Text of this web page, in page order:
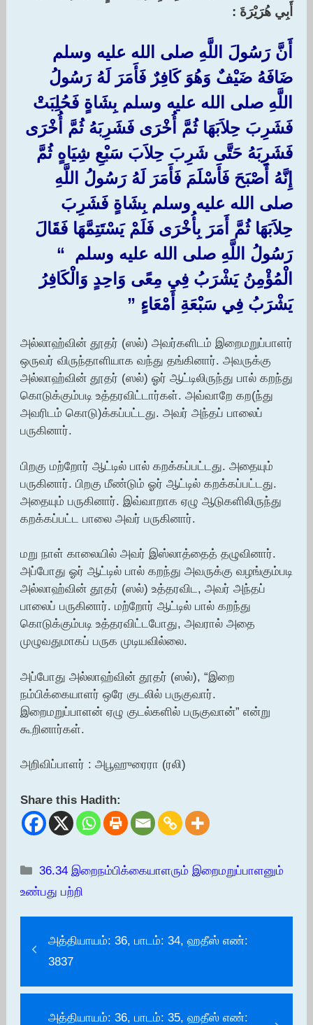
أَبِي هُرَيْرَةَ :‏
أَنَّ رَسُولَ اللَّهِ صلى الله عليه وسلم
ضَافَهُ ضَيْفٌ وَهُوَ كَافِرٌ فَأَمَرَ لَهُ رَسُولُ
اللَّهِ صلى الله عليه وسلم بِشَاةٍ فَحُلِبَتْ
فَشَرِبَ حِلاَبَهَا ثُمَّ أُخْرَى فَشَرِبَهُ ثُمَّ أُخْرَى
فَشَرِبَهُ حَتَّى شَرِبَ حِلاَبَ سَبْعِ شِيَاهٍ ثُمَّ
إِنَّهُ أَصْبَحَ فَأَسْلَمَ فَأَمَرَ لَهُ رَسُولُ اللَّهِ
صلى الله عليه وسلم بِشَاةٍ فَشَرِبَ
حِلاَبَهَا ثُمَّ أَمَرَ بِأُخْرَى فَلَمْ يَسْتَتِمَّهَا فَقَالَ
رَسُولُ اللَّهِ صلى الله عليه وسلم ‏ “‏
الْمُؤْمِنُ يَشْرَبُ فِي مِعًى وَاحِدٍ وَالْكَافِرُ
يَشْرَبُ فِي سَبْعَةِ أَمْعَاءٍ ‏”‏ ‏
அல்லாஹ்வின் தூதர் (ஸல்) அவர்களிடம் இறைமறுப்பாளர்
ஒருவர் விருந்தாளியாக வந்து தங்கினார். அவருக்கு
அல்லாஹ்வின் தூதர் (ஸல்) ஓர் ஆட்டிலிருந்து பால் கறந்து
கொடுக்கும்படி உத்தரவிட்டார்கள். அவ்வாறே கற(ந்து
அவரிடம் கொடு)க்கப்பட்டது. அவர் அந்தப் பாலைப்
பருகினார்.
பிறகு மற்றோர் ஆட்டில் பால் கறக்கப்பட்டது. அதையும்
பருகினார். பிறகு மீண்டும் ஓர் ஆட்டில் கறக்கப்பட்டது.
அதையும் பருகினார். இவ்வாறாக ஏழு ஆடுகளிலிருந்து
கறக்கப்பட்ட பாலை அவர் பருகினார்.
மறு நாள் காலையில் அவர் இஸ்லாத்தைத் தழுவினார்.
அப்போது ஓர் ஆட்டில் பால் கறந்து அவருக்கு வழங்கும்படி
அல்லாஹ்வின் தூதர் (ஸல்) உத்தரவிட, அவர் அந்தப்
பாலைப் பருகினார். மற்றோர் ஆட்டில் பால் கறந்து
கொடுக்கும்படி உத்தரவிட்டபோது, அவரால் அதை
முழுவதுமாகப் பருக முடியவில்லை.
அப்போது அல்லாஹ்வின் தூதர் (ஸல்), “இறை
நம்பிக்கையாளர் ஒரே குடலில் பருகுவார்.
இறைமறுப்பாளன் ஏழு குடல்களில் பருகுவான்” என்று
கூறினார்கள்.
அறிவிப்பாளர் : அபூஹுரைரா (ரலி)
Share this Hadith:
Categories
36.34 இறைநம்பிக்கையாளரும் இறைமறுப்பாளனும்
உண்பது பற்றி
அத்தியாயம்: 36, பாடம்: 34, ஹதீஸ் எண்:
3837
அத்தியாயம்: 36, பாடம்: 35, ஹதீஸ் எண்: